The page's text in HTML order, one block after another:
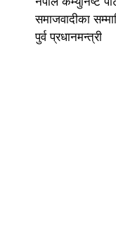
समाजवादीका
पुर्व प्रधानमन्त्री